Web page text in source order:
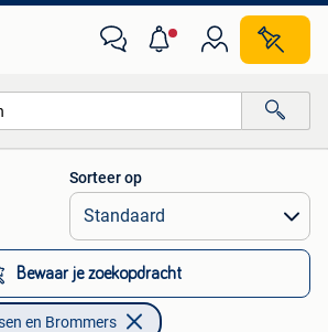
Alle afstanden…
Sorteer op
Bewaar je zoekopdracht
en Brommers